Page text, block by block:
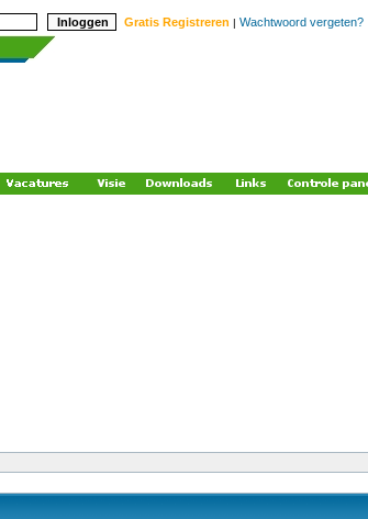
Gratis Registreren | Wachtwoord vergeten?